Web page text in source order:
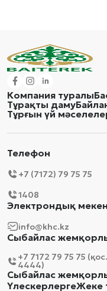
Компания туралы
Тұрақты даму
Тұрғын үй
Телефон
+7 (7172) 79 75 75
1408
Электрондық
info@khc.kz
Сыбайлас
+7 7172 79 75 75 (қос.
4444)
Сыбайлас
ҮлескерлергеЖеке